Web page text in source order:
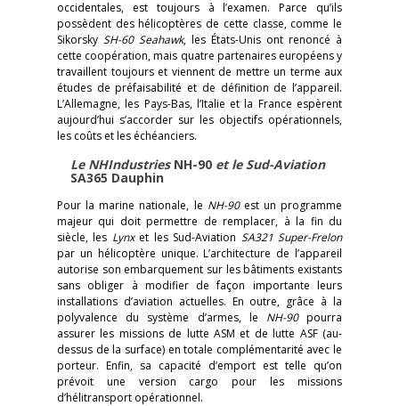
occidentales, est toujours à l’examen. Parce qu’ils
possèdent des hélicoptères de cette classe, comme le
Sikorsky SH-60 Seahawk, les États-Unis ont renoncé à
cette coopération, mais quatre partenaires européens y
travaillent toujours et viennent de mettre un terme aux
études de préfaisabilité et de définition de l’appareil.
L’Allemagne, les Pays-Bas, l’Italie et la France espèrent
aujourd’hui s’accorder sur les objectifs opérationnels,
les coûts et les échéanciers.
Le NHIndustries NH-90 et le Sud-Aviation
SA365 Dauphin
Pour la marine nationale, le NH-90est un programme
majeur qui doit permettre de remplacer, à la fin du
siècle, les Lynxet les Sud-Aviation SA321 Super-Frelon
par un hélicoptère unique. L’architecture de l’appareil
autorise son embarquement sur les bâtiments existants
sans obliger à modifier de façon importante leurs
installations d’aviation actuelles. En outre, grâce à la
polyvalence du système d’armes, le NH-90pourra
assurer les missions de lutte ASM et de lutte ASF (au-
dessus de la surface) en totale complémentarité avec le
porteur. Enfin, sa capacité d’emport est telle qu’on
prévoit une version cargo pour les missions
d’hélitransport opérationnel.